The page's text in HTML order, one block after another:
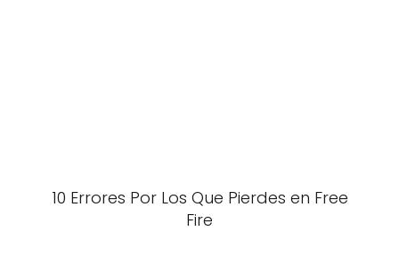
10 Errores Por Los Que Pierdes en Free
Fire